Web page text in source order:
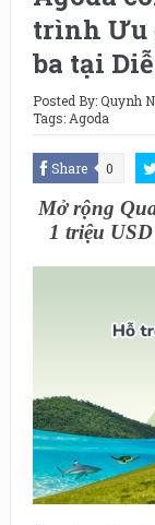
trình Ưu
ba tại
Posted By:Quynh
Tags: Agoda
Share 0
Mở rộng
1 triệu